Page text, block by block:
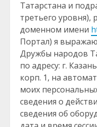
Татарстана и
третьего уровня),
доменном имени
Портал) я
Дружбы народов
по адресу: г.
корп. 1, на
моих
сведения о
сведения об